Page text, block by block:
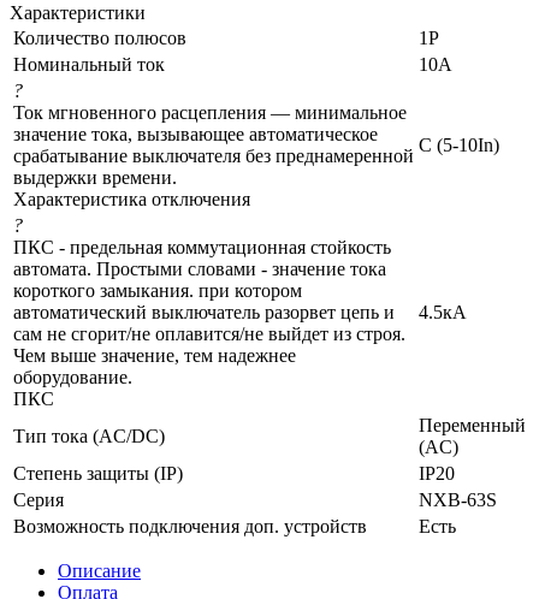
Характеристики
Количество полюсов
1P
Номинальный ток
10А
?
Ток мгновенного расцепления — минимальное
значение тока, вызывающее автоматическое
срабатывание выключателя без преднамеренной
выдержки времени.
Характеристика отключения
C (5-10In)
?
ПКС - предельная коммутационная стойкость
автомата. Простыми словами - значение тока
короткого замыкания. при котором
автоматический выключатель разорвет цепь и
сам не сгорит/не оплавится/не выйдет из строя.
Чем выше значение, тем надежнее
оборудование.
ПКС
4.5кА
Тип тока (AC/DC)
Переменный
(AC)
Степень защиты (IP)
IP20
Серия
NXB-63S
Возможность подключения доп. устройств
Есть
Описание
Оплата